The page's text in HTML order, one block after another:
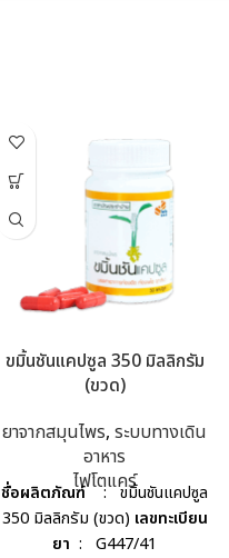
ขมิ้นชันแคปซูล 350 มิลลิกรัม
(ขวด)
ยาจากสมุนไพร, ระบบทางเดิน
อาหาร
ไฟโตแคร์
ชื่อผลิตภัณฑ์ : ขมิ้นชันแคปซูล
350 มิลลิกรัม (ขวด) เลขทะเบียน
ยา : G447/41